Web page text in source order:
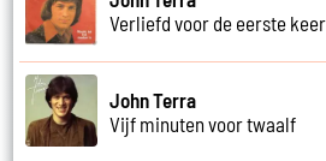
Verliefd voor de eerste keer
John Terra
Vijf minuten voor twaalf